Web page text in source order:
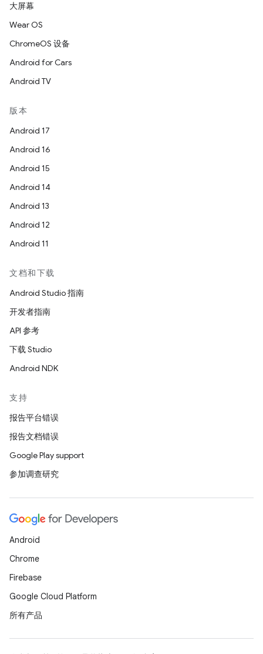
大屏幕
Wear OS
ChromeOS 设备
Android for Cars
Android TV
版本
Android 17
Android 16
Android 15
Android 14
Android 13
Android 12
Android 11
文档和下载
Android Studio 指南
开发者指南
API 参考
下载 Studio
Android NDK
支持
报告平台错误
报告文档错误
Google Play support
参加调查研究
Android
Chrome
Firebase
Google Cloud Platform
所有产品